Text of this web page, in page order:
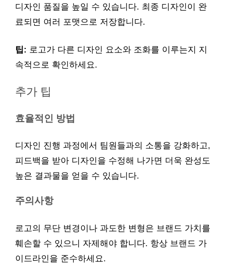
디자인 품질을 높일 수 있습니다. 최종 디자인이 완
료되면 여러 포맷으로 저장합니다.
팁: 로고가 다른 디자인 요소와 조화를 이루는지 지
속적으로 확인하세요.
추가 팁
효율적인 방법
디자인 진행 과정에서 팀원들과의 소통을 강화하고,
피드백을 받아 디자인을 수정해 나가면 더욱 완성도
높은 결과물을 얻을 수 있습니다.
주의사항
로고의 무단 변경이나 과도한 변형은 브랜드 가치를
훼손할 수 있으니 자제해야 합니다. 항상 브랜드 가
이드라인을 준수하세요.